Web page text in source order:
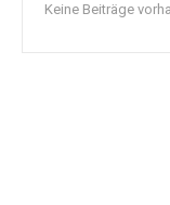
Keine Beiträge